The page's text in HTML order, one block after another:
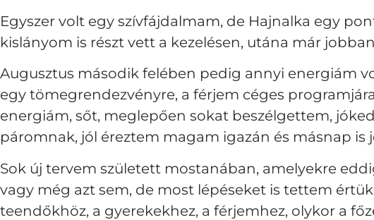
Egyszer volt egy szívfájdalmam, de Hajnalka egy
kislányom is részt vett a kezelésen, utána már
Augusztus második felében pedig annyi energiám
egy tömegrendezvényre, a férjem céges
energiám, sőt, meglepően sokat beszélgettem,
páromnak, jól éreztem magam igazán és másnap is
Sok új tervem született mostanában, amelyekre
vagy még azt sem, de most lépéseket is tettem
teendőkhöz, a gyerekekhez, a férjemhez, olykor a